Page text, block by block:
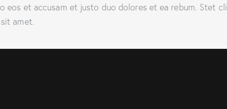
eos et accusam et justo duo dolores et ea rebum. Stet
amet.